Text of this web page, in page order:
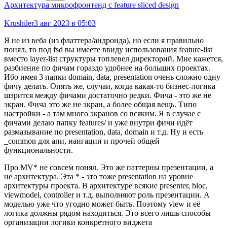
Архитектура микрофронтенд с feature sliced design
Krushiler3 авг 2023 в 05:03
Я не из веба (из флаттера/андроида), но если я правильно
понял, то под fsd вы имеете ввиду использования feature-list
вместо layer-list структуры топлевел директорий. Мне кажется,
разбиение по фичам гораздо удобнее на больших проектах.
Ибо имея 3 папки domain, data, presentation очень сложно одну
фичу делать. Опять же, случаи, когда какая-то бизнес-логика
шэрится между фичами достаточно редки. Фича - это же не
экран. Фича это же не экран, а более общая вещь. Типо
настройки - а там много экранов со всяким. Я в случае с
фичами делаю папку features/ и уже внутри фичи идёт
размазывание по presentation, data, domain и т.д. Ну и есть
_common для апи, наигации и прочей общей
функциональности.
Про MV* не совсем понял. Это же паттерны презентации, а
не архитектура. Эта * - это тоже presentation на уровне
архитектуры проекта. В архитектуре всякие presenter, bloc,
viewmodel, controller и т.д. выполняют роль презентации. А
моделью уже что угодно может быть. Поэтому view и её
логика должны рядом находиться. Это всего лишь способы
организации логики конкретного виджета